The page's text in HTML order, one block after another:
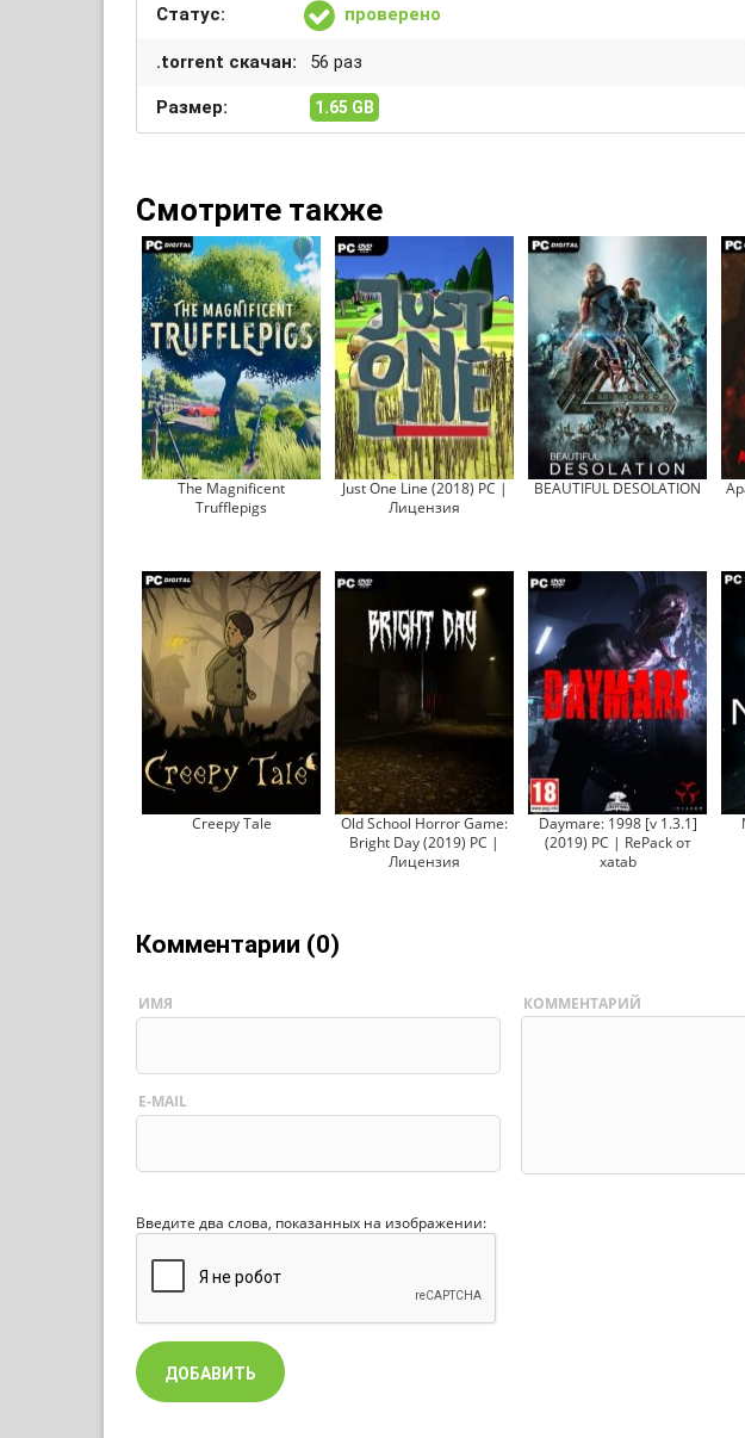
Статус: проверено
.torrent скачан: 56 раз
Размер: 1.65 GB
Смотрите также
The Magnificent
Trufflepigs
Just One Line (2018) PC |
Лицензия
BEAUTIFUL DESOLATION
Creepy Tale
Old School Horror Game:
Bright Day (2019) PC |
Лицензия
Daymare: 1998 [v 1.3.1]
(2019) PC | RePack от
xatab
Комментарии (0)
ИМЯ
E-MAIL
КОММЕНТАРИЙ
Введите два слова, показанных на изображении: